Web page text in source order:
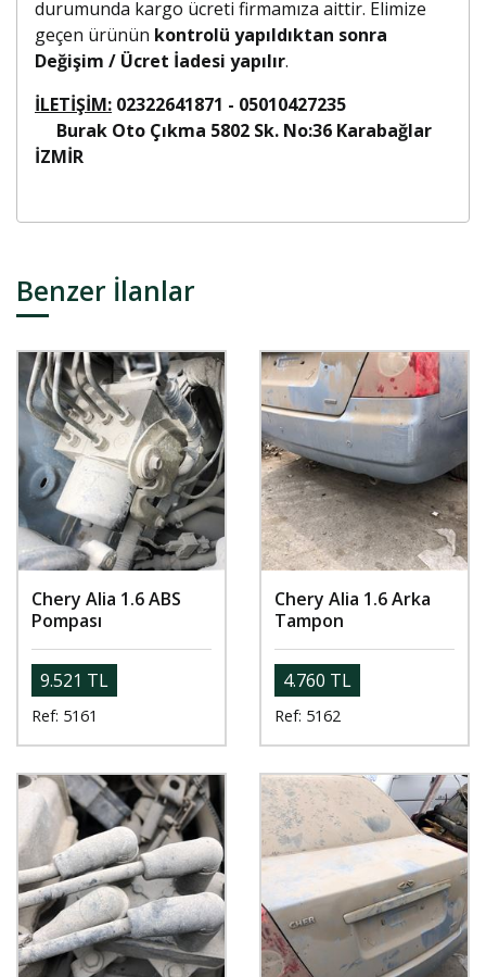
durumunda kargo ücreti firmamıza aittir. Elimize
geçen ürünün kontrolü yapıldıktan sonra
Değişim / Ücret İadesi yapılır.
İLETİŞİM: 02322641871 - 05010427235
Burak Oto Çıkma 5802 Sk. No:36 Karabağlar
İZMİR
Benzer İlanlar
Chery Alia 1.6 ABS
Pompası
9.521 TL
Ref: 5161
Chery Alia 1.6 Arka
Tampon
4.760 TL
Ref: 5162